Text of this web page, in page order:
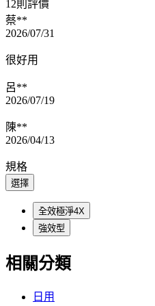
12則評價
蔡**
2026/07/31
很好用
呂**
2026/07/19
陳**
2026/04/13
規格
選擇
全效極淨4X
強效型
相關分類
日用